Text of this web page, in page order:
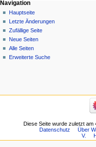
Navigation
Hauptseite
Letzte Änderungen
Zufällige Seite
Neue Seiten
Alle Seiten
Erweiterte Suche
Diese Seite wurde zuletzt am
Datenschutz
Über
V.